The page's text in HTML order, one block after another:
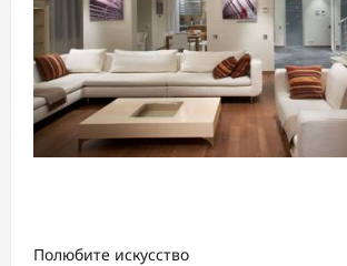
Полюбите искусство